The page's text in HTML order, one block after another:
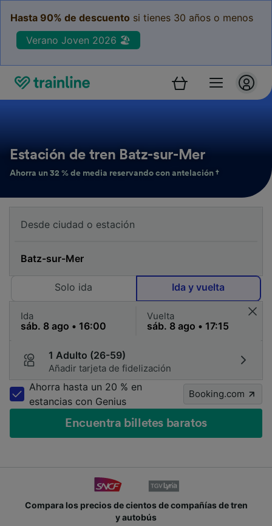
Hasta 90% de descuento si tienes 30 años o menos
Verano Joven 2026 🏖️
Estación de tren Batz-sur-Mer
Ahorra un 32 % de media reservando con antelación †
Solo ida Ida y vuelta
Ida Vuelta
1 Adulto (26-59)
Añadir tarjeta de fidelización
Ahorra hasta un 20 % en
estancias con Genius
Booking.com
Encuentra billetes baratos
los precios de cientos de compañías de tren
y autobús